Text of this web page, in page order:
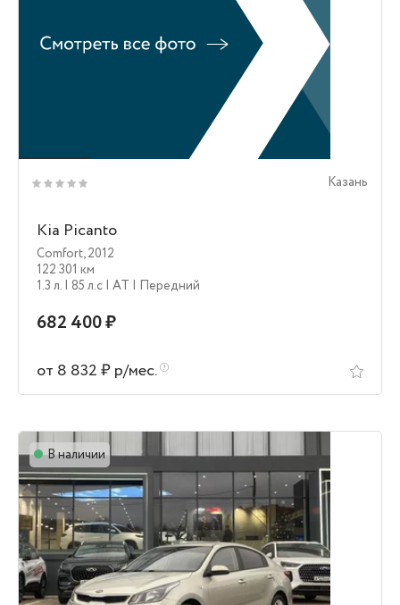
Казань
Kia Picanto
Comfort,2012
122 301 км
1.3 л. | 85 л.c | AT | Передний
682 400 ₽
от 8 832 ₽ р/мес.
В наличии